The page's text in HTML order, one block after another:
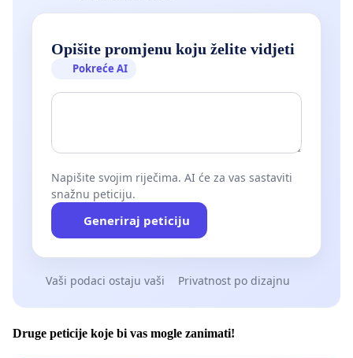
Opišite promjenu koju želite vidjeti
Pokreće AI
Napišite svojim riječima. AI će za vas sastaviti
snažnu peticiju.
Generiraj peticiju
Vaši podaci ostaju vaši Privatnost po dizajnu
Druge peticije koje bi vas mogle zanimati!